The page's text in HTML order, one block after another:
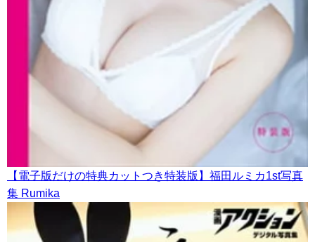
【電子版だけの特典カットつき特装版】福田ルミカ1st写真
集 Rumika